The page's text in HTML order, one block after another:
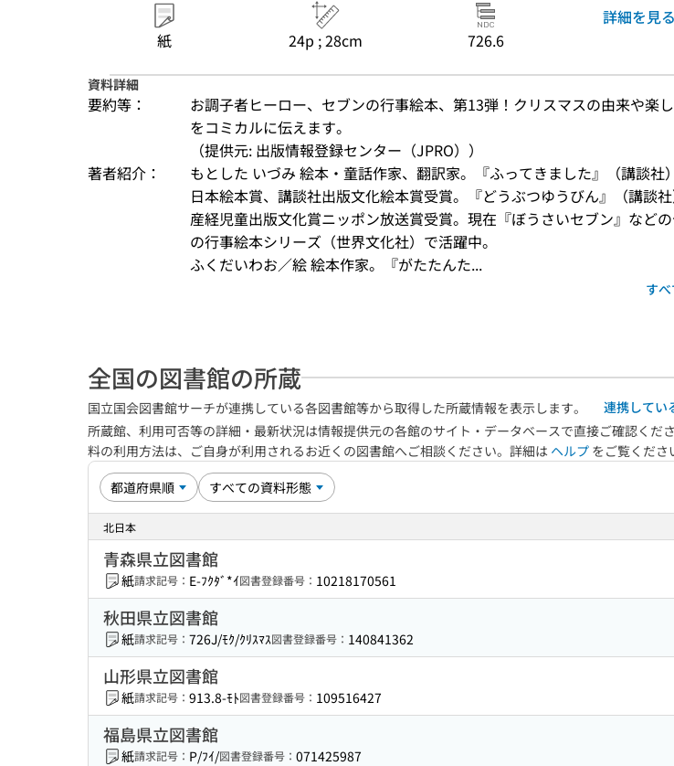
紙 24p ; 28cm 726.6
詳細を見る
資料詳細
要約等：
お調子者ヒーロー、セブンの行事絵本、第13弾！クリスマスの由来や楽
をコミカルに伝えます。
（提供元: 出版情報登録センター（JPRO））
著者紹介：
もとした いづみ 絵本・童話作家、翻訳家。『ふってきました』（講談社
日本絵本賞、講談社出版文化絵本賞受賞。『どうぶつゆうびん』（講談社
産経児童出版文化賞ニッポン放送賞受賞。現在『ぼうさいセブン』など
の行事絵本シリーズ（世界文化社）で活躍中。
ふくだいわお／絵 絵本作家。『がたたんた...
す
全国の図書館の所蔵
国立国会図書館サーチが連携している各図書館等から取得した所蔵情報を表示します。
連携してい
所蔵館、利用可否等の詳細・最新状況は情報提供元の各館のサイト・データベースで直接ご確認くだ
料の利用方法は、ご自身が利用されるお近くの図書館へご相談ください。詳細は ヘルプ をご覧くださ
北日本
青森県立図書館
紙請求記号： E-ﾌｸﾀﾞ*ｲ図書登録番号： 10218170561
秋田県立図書館
紙請求記号： 726J/ﾓｸ/ｸﾘｽﾏｽ図書登録番号： 140841362
山形県立図書館
紙請求記号： 913.8-ﾓﾄ図書登録番号： 109516427
福島県立図書館
紙請求記号： P/ﾌｲ/図書登録番号： 071425987